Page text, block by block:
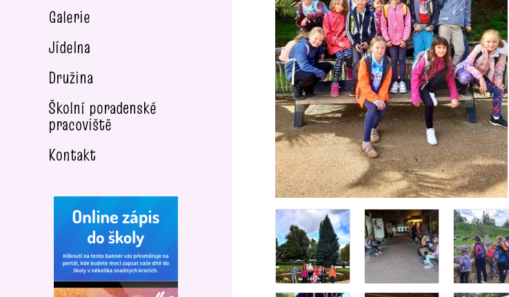
Galerie
Jídelna
Družina
Školní poradenské
pracoviště
Kontakt